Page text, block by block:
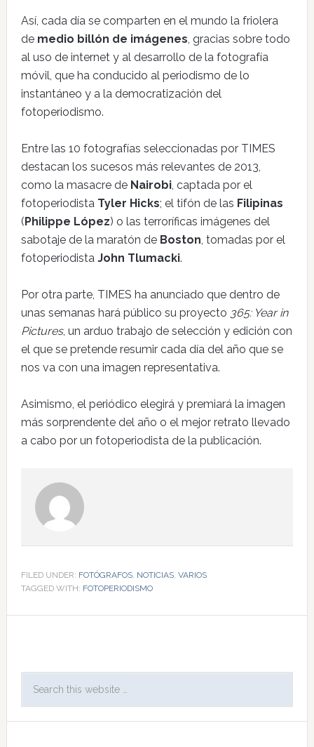
Así, cada día se comparten en el mundo la friolera
de medio billón de imágenes, gracias sobre todo
al uso de internet y al desarrollo de la fotografía
móvil, que ha conducido al periodismo de lo
instantáneo y a la democratización del
fotoperiodismo.
Entre las 10 fotografías seleccionadas por TIMES
destacan los sucesos más relevantes de 2013,
como la masacre de Nairobi, captada por el
fotoperiodista Tyler Hicks; el tifón de las Filipinas
(Philippe López) o las terroríficas imágenes del
sabotaje de la maratón de Boston, tomadas por el
fotoperiodista John Tlumacki.
Por otra parte, TIMES ha anunciado que dentro de
unas semanas hará público su proyecto 365: Year in
Pictures, un arduo trabajo de selección y edición con
el que se pretende resumir cada día del año que se
nos va con una imagen representativa.
Asimismo, el periódico elegirá y premiará la imagen
más sorprendente del año o el mejor retrato llevado
a cabo por un fotoperiodista de la publicación.
FILED UNDER: FOTÓGRAFOS, NOTICIAS, VARIOS
TAGGED WITH: FOTOPERIODISMO